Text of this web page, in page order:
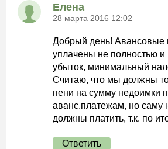
Елена
28 марта 2016 12:02
Добрый день! Авансовые
уплачены не полностью и
убыток, минимальный
Считаю, что мы должны
пени на сумму недоимки
аванс.платежам, но саму
должны платить, т.к. по
Ответить